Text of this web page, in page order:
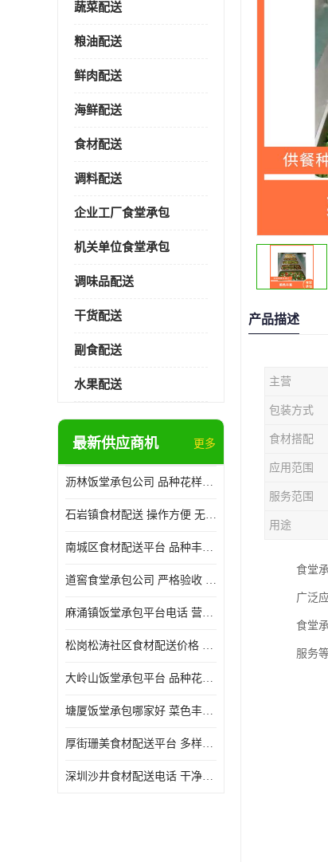
蔬菜配送
粮油配送
鲜肉配送
海鲜配送
食材配送
调料配送
企业工厂食堂承包
机关单位食堂承包
调味品配送
干货配送
副食配送
水果配送
最新供应商机 更多
沥林饭堂承包公司 品种花样丰富 提高员工饮食质量
石岩镇食材配送 操作方便 无需亲自管理
南城区食材配送平台 品种丰富 配送时间较短
道窖食堂承包公司 严格验收 维持供膳品质稳定
麻涌镇饭堂承包平台电话 营养均衡 定期推出新菜式
松岗松涛社区食材配送价格 搭配均匀 菜式品种类别多
大岭山饭堂承包平台 品种花样丰富 定期推出新菜式
塘厦饭堂承包哪家好 菜色丰富 大幅度降低食材成本
厚街珊美食材配送平台 多样化选择 提高膳食质量
深圳沙井食材配送电话 干净卫生 无需亲自管理
产品描述
主营
包装方式
食材搭配
应用范围
服务范围
用途
食堂
广泛
食堂
服务